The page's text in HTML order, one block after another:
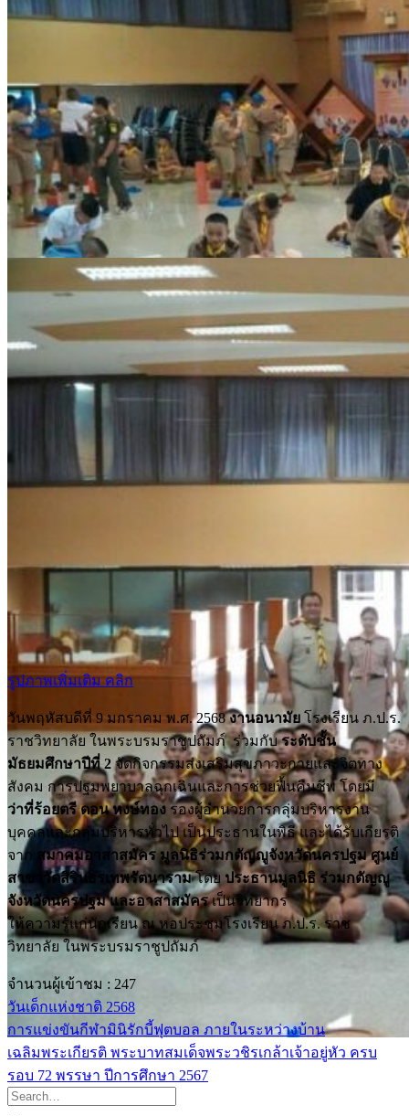
รูปภาพเพิ่มเติม คลิก
วันพฤหัสบดีที่ 9 มกราคม พ.ศ. 2568งานอนามัย โรงเรียน ภ.ป.ร.
ราชวิทยาลัย ในพระบรมราชูปถัมภ์ ร่วมกับระดับชั้น
มัธยมศึกษาปีที่ 2จัดกิจกรรมส่งเสริมสุขภาวะกายและจิตทาง
สังคม การปฐมพยาบาลฉุกเฉินและการช่วยฟื้นคืนชีพ โดยมี
ว่าที่ร้อยตรี ดอน หงษ์ทอง รองผู้อำนวยการกลุ่มบริหารงาน
บุคคลและกลุ่มบริหารทั่วไป เป็นประธานในพิธี และได้รับเกียรติ
จาก สมาคมอาสาสมัคร มูลนิธิร่วมกตัญญูจังหวัดนครปฐม ศูนย์
สาขาวัดสิรินธรเทพรัตนารามโดย ประธานมูลนิธิ ร่วมกตัญญู
จังหวัดนครปฐม และอาสาสมัครเป็นวิทยากร
ให้ความรู้แก่นักเรียน ณ หอประชุมโรงเรียน ภ.ป.ร. ราช
วิทยาลัย ในพระบรมราชูปถัมภ์
จำนวนผู้เข้าชม : 247
วันเด็กแห่งชาติ 2568
การแข่งขันกีฬามินิรักบี้ฟุตบอล ภายในระหว่างบ้าน
เฉลิมพระเกียรติ พระบาทสมเด็จพระวชิรเกล้าเจ้าอยู่หัว ครบ
รอบ 72 พรรษา ปีการศึกษา 2567